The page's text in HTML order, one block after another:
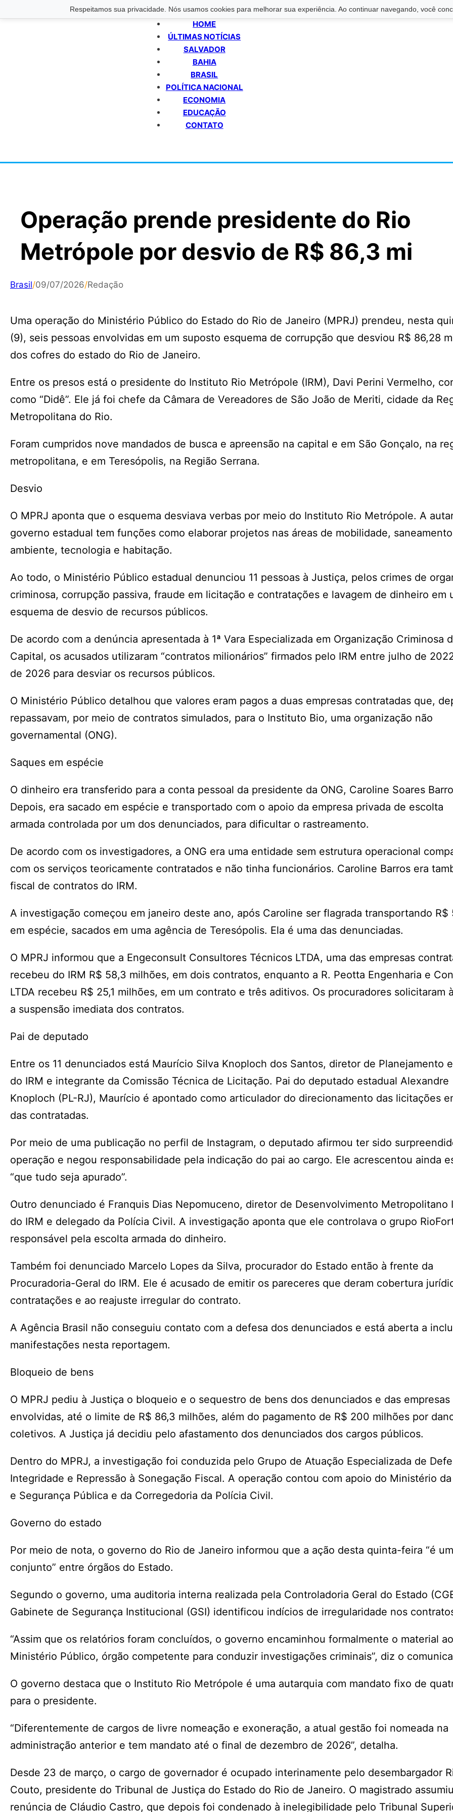
Respeitamos sua privacidade. Nós usamos cookies para melhorar sua experiência. Ao continuar navegando, você
HOME
ÚLTIMAS NOTÍCIAS
SALVADOR
BAHIA
BRASIL
POLÍTICA NACIONAL
ECONOMIA
EDUCAÇÃO
CONTATO
Operação prende presidente do Rio
Metrópole por desvio de R$ 86,3 mi
Brasil/09/07/2026/Redação
Uma operação do Ministério Público do Estado do Rio de Janeiro (MPRJ) prendeu, nesta
(9), seis pessoas envolvidas em um suposto esquema de corrupção que desviou R$ 86,28
dos cofres do estado do Rio de Janeiro.
Entre os presos está o presidente do Instituto Rio Metrópole (IRM), Davi Perini Vermelho,
como “Didê”. Ele já foi chefe da Câmara de Vereadores de São João de Meriti, cidade da
Metropolitana do Rio.
Foram cumpridos nove mandados de busca e apreensão na capital e em São Gonçalo, na
metropolitana, e em Teresópolis, na Região Serrana.
Desvio
O MPRJ aponta que o esquema desviava verbas por meio do Instituto Rio Metrópole. A
governo estadual tem funções como elaborar projetos nas áreas de mobilidade,
ambiente, tecnologia e habitação.
Ao todo, o Ministério Público estadual denunciou 11 pessoas à Justiça, pelos crimes de
criminosa, corrupção passiva, fraude em licitação e contratações e lavagem de dinheiro em
esquema de desvio de recursos públicos.
De acordo com a denúncia apresentada à 1ª Vara Especializada em Organização Criminosa
Capital, os acusados utilizaram “contratos milionários” firmados pelo IRM entre julho de
de 2026 para desviar os recursos públicos.
O Ministério Público detalhou que valores eram pagos a duas empresas contratadas que,
repassavam, por meio de contratos simulados, para o Instituto Bio, uma organização não
governamental (ONG).
Saques em espécie
O dinheiro era transferido para a conta pessoal da presidente da ONG, Caroline Soares
Depois, era sacado em espécie e transportado com o apoio da empresa privada de escolta
armada controlada por um dos denunciados, para dificultar o rastreamento.
De acordo com os investigadores, a ONG era uma entidade sem estrutura operacional
com os serviços teoricamente contratados e não tinha funcionários. Caroline Barros era
fiscal de contratos do IRM.
A investigação começou em janeiro deste ano, após Caroline ser flagrada transportando R$
em espécie, sacados em uma agência de Teresópolis. Ela é uma das denunciadas.
O MPRJ informou que a Engeconsult Consultores Técnicos LTDA, uma das empresas
recebeu do IRM R$ 58,3 milhões, em dois contratos, enquanto a R. Peotta Engenharia e
LTDA recebeu R$ 25,1 milhões, em um contrato e três aditivos. Os procuradores solicitaram
a suspensão imediata dos contratos.
Pai de deputado
Entre os 11 denunciados está Maurício Silva Knoploch dos Santos, diretor de Planejamento
do IRM e integrante da Comissão Técnica de Licitação. Pai do deputado estadual Alexandre
Knoploch (PL-RJ), Maurício é apontado como articulador do direcionamento das licitações
das contratadas.
Por meio de uma publicação no perfil de Instagram, o deputado afirmou ter sido
operação e negou responsabilidade pela indicação do pai ao cargo. Ele acrescentou ainda
“que tudo seja apurado”.
Outro denunciado é Franquis Dias Nepomuceno, diretor de Desenvolvimento Metropolitano
do IRM e delegado da Polícia Civil. A investigação aponta que ele controlava o grupo
responsável pela escolta armada do dinheiro.
Também foi denunciado Marcelo Lopes da Silva, procurador do Estado então à frente da
Procuradoria-Geral do IRM. Ele é acusado de emitir os pareceres que deram cobertura
contratações e ao reajuste irregular do contrato.
A Agência Brasil não conseguiu contato com a defesa dos denunciados e está aberta a
manifestações nesta reportagem.
Bloqueio de bens
O MPRJ pediu à Justiça o bloqueio e o sequestro de bens dos denunciados e das empresas
envolvidas, até o limite de R$ 86,3 milhões, além do pagamento de R$ 200 milhões por
coletivos. A Justiça já decidiu pelo afastamento dos denunciados dos cargos públicos.
Dentro do MPRJ, a investigação foi conduzida pelo Grupo de Atuação Especializada de
Integridade e Repressão à Sonegação Fiscal. A operação contou com apoio do Ministério
e Segurança Pública e da Corregedoria da Polícia Civil.
Governo do estado
Por meio de nota, o governo do Rio de Janeiro informou que a ação desta quinta-feira “é
conjunto” entre órgãos do Estado.
Segundo o governo, uma auditoria interna realizada pela Controladoria Geral do Estado
Gabinete de Segurança Institucional (GSI) identificou indícios de irregularidade nos
“Assim que os relatórios foram concluídos, o governo encaminhou formalmente o material ao
Ministério Público, órgão competente para conduzir investigações criminais”, diz o
O governo destaca que o Instituto Rio Metrópole é uma autarquia com mandato fixo de
para o presidente.
“Diferentemente de cargos de livre nomeação e exoneração, a atual gestão foi nomeada na
administração anterior e tem mandato até o final de dezembro de 2026”, detalha.
Desde 23 de março, o cargo de governador é ocupado interinamente pelo desembargador
Couto, presidente do Tribunal de Justiça do Estado do Rio de Janeiro. O magistrado
renúncia de Cláudio Castro, que depois foi condenado à inelegibilidade pelo Tribunal